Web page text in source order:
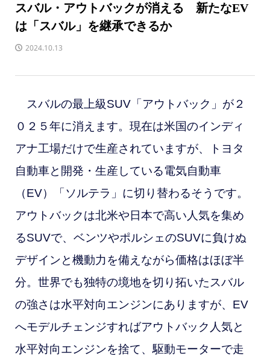
スバル・アウトバックが消える 新たなEV
は「スバル」を継承できるか
2024.10.13
スバルの最上級SUV「アウトバック」が２
０２５年に消えます。現在は米国のインディ
アナ工場だけで生産されていますが、トヨタ
自動車と開発・生産している電気自動車
（EV）「ソルテラ」に切り替わるそうです。
アウトバックは北米や日本で高い人気を集め
るSUVで、ベンツやポルシェのSUVに負けぬ
デザインと機動力を備えながら価格はほぼ半
分。 世界でも独特の境地を切り拓いたスバル
の強さは水平対向エンジンにありますが、EV
へモデルチェンジすればアウトバック人気と
水平対向エンジンを捨て、駆動モーターで走